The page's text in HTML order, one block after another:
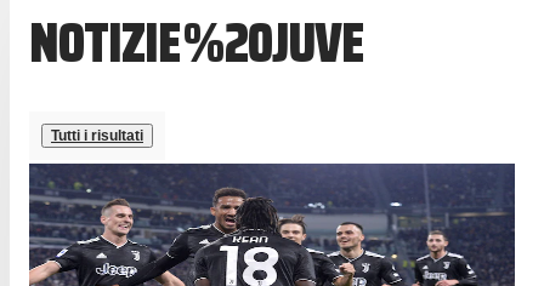
NOTIZIE%20JUVE
Tutti i risultati